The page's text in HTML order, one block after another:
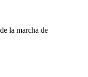
la marcha de